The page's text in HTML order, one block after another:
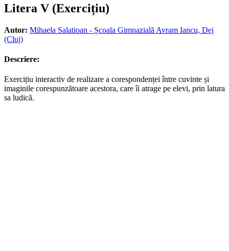
Litera V (Exercițiu)
Autor: Mihaela Salatioan - Școala Gimnazială Avram Iancu, Dej
(Cluj)
Descriere:
Exercițiu interactiv de realizare a corespondenței între cuvinte și
imaginile corespunzătoare acestora, care îi atrage pe elevi, prin latura
sa ludică.